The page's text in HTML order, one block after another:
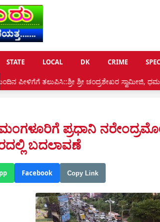
STATE LOCAL DK CRIME
ಶ್ರೀ ಚಂದ್ರಶೇಖರ ಸ್ವಾಮೀಜಿ, ಧರ್ಮಸೇವೆಗೆ ಗೌರವ:
ಪ್ರಧಾನಿ
ಬದಲಾವಣೆ
Facebook Copy Link